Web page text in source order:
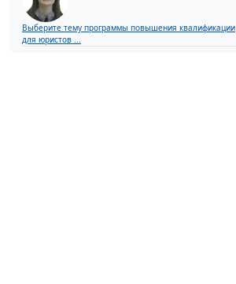
Выберите тему программы повышения квалификации
для юристов ...